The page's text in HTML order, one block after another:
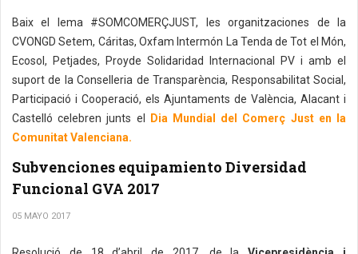
Baix el lema #SOMCOMERÇJUST, les organitzaciones de la
CVONGD Setem, Cáritas, Oxfam Intermón La Tenda de Tot el Món,
Ecosol, Petjades, Proyde Solidaridad Internacional PV i amb el
suport de la Conselleria de Transparència, Responsabilitat Social,
Participació i Cooperació, els Ajuntaments de València, Alacant i
Castelló celebren junts el
Dia Mundial del Comerç Just en la
Comunitat Valenciana.
Subvenciones equipamiento Diversidad
Funcional GVA 2017
05 MAYO 2017